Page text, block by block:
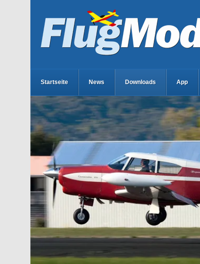
Startseite News Downloads App